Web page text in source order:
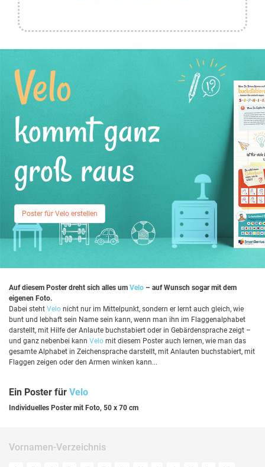
Velo
kommt ganz
groß raus
Poster für Velo erstellen
Auf diesem Poster dreht sich alles um Velo – auf Wunsch sogar mit dem
eigenen Foto.
Dabei steht Velo nicht nur im Mittelpunkt, sondern er lernt auch gleich, wie
bunt und lebhaft sein Name sein kann, wenn man ihn im Flaggenalphabet
darstellt, mit Hilfe der Anlaute buchstabiert oder in Gebärdensprache zeigt –
und ganz nebenbei kann Velo mit diesem Poster auch lernen, wie man das
gesamte Alphabet in Zeichensprache darstellt, mit Anlauten buchstabiert, mit
Flaggen zeigen oder den Armen winken kann...
Ein Poster für Velo
Individuelles Poster mit Foto, 50 x 70 cm
Vornamen-Verzeichnis